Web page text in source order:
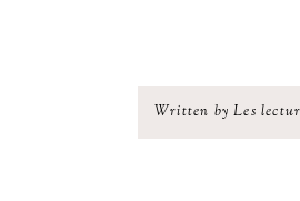
Written by Les